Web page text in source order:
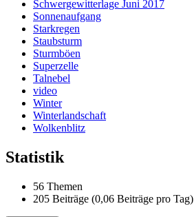
Schwergewitterlage Juni 2017
Sonnenaufgang
Starkregen
Staubsturm
Sturmböen
Superzelle
Talnebel
video
Winter
Winterlandschaft
Wolkenblitz
Statistik
56 Themen
205 Beiträge (0,06 Beiträge pro Tag)